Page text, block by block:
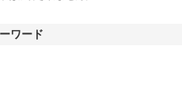
ワード